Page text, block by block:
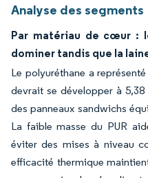
Analyse des segments
Par matériau de cœur :
dominer tandis que la
Le polyuréthane a
devrait se développer à
des panneaux sandwichs
La faible masse du PUR
éviter des mises à niveau
efficacité thermique